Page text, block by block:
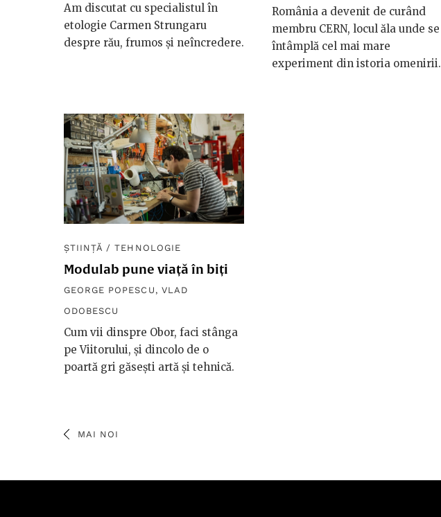
Am discutat cu specialistul în
etologie Carmen Strungaru
despre rău, frumos și neîncredere.
România a devenit de curând
membru CERN, locul ăla unde se
întâmplă cel mai mare
experiment din istoria omenirii.
ȘTIINȚĂ /TEHNOLOGIE
Modulab pune viață în biți
GEORGE POPESCU , VLAD
ODOBESCU
Cum vii dinspre Obor, faci stânga
pe Viitorului, și dincolo de o
poartă gri găsești artă și tehnică.
MAI NOI